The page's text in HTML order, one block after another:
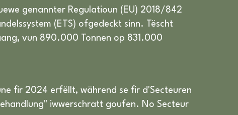
genannter Regulatioun (EU) 2018/842
(ETS) ofgedeckt sinn. Tëscht
vun 890.000 Tonnen op 831.000
fir 2024 erfëllt, während se fir d'Secteuren
iwwerschratt goufen. No Secteur